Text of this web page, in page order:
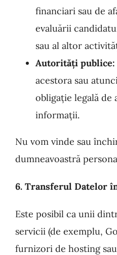
financiari sau de
evaluării
sau al altor
Autorități publice:
acestora sau
obligație legală de
informații.
Nu vom vinde sau
dumneavoastră
6. Transferul Datelor
Este posibil ca unii
servicii (de exemplu,
furnizori de hosting